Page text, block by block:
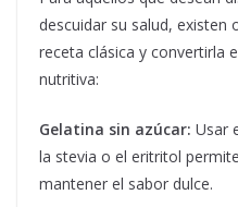
descuidar su salud, existen
receta clásica y convertirla
nutritiva:
Gelatina sin azúcar: Usar
la stevia o el eritritol
mantener el sabor dulce.